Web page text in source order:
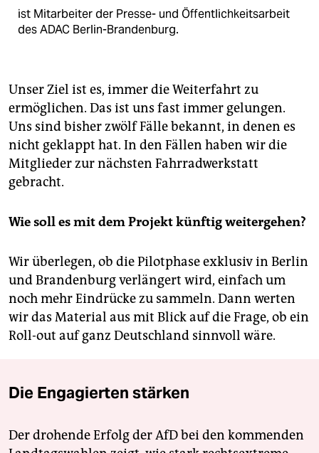
ist Mitarbeiter der Presse- und Öffentlichkeitsarbeit
des ADAC Berlin-Brandenburg.
Unser Ziel ist es, immer die Weiterfahrt zu
ermöglichen. Das ist uns fast immer gelungen.
Uns sind bisher zwölf Fälle bekannt, in denen es
nicht geklappt hat. In den Fällen haben wir die
Mitglieder zur nächsten Fahrradwerkstatt
gebracht.
Wie soll es mit dem Projekt künftig weitergehen?
Wir überlegen, ob die Pilotphase exklusiv in Berlin
und Brandenburg verlängert wird, einfach um
noch mehr ­Eindrücke zu sammeln. Dann werten
wir das Material aus mit Blick auf die Frage, ob ein
Roll-out auf ganz Deutschland sinnvoll wäre.
Die Engagierten stärken
Der drohende Erfolg der AfD bei den kommenden